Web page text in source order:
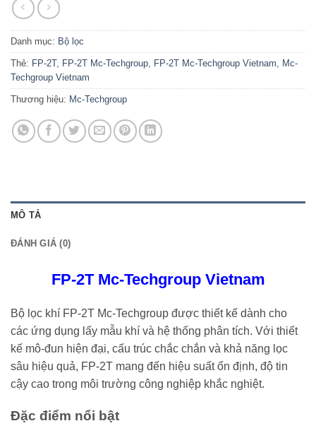
Danh mục: Bộ lọc
Thẻ: FP-2T, FP-2T Mc-Techgroup, FP-2T Mc-Techgroup Vietnam, Mc-
Techgroup Vietnam
Thương hiệu: Mc-Techgroup
MÔ TẢ
ĐÁNH GIÁ (0)
FP-2T Mc-Techgroup Vietnam
Bộ lọc khí FP-2T Mc-Techgroup được thiết kế dành cho
các ứng dụng lấy mẫu khí và hệ thống phân tích. Với thiết
kế mô-đun hiện đại, cấu trúc chắc chắn và khả năng lọc
sâu hiệu quả, FP-2T mang đến hiệu suất ổn định, độ tin
cậy cao trong môi trường công nghiệp khắc nghiệt.
Đặc điểm nổi bật